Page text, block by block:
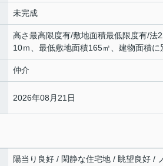
未完成
高さ最高限度有/敷地面積最低限度有/法
10ｍ、最低敷地面積165㎡、建物⾯積
仲介
2026年08月21日
陽当り良好 / 閑静な住宅地 / 眺望良好 /